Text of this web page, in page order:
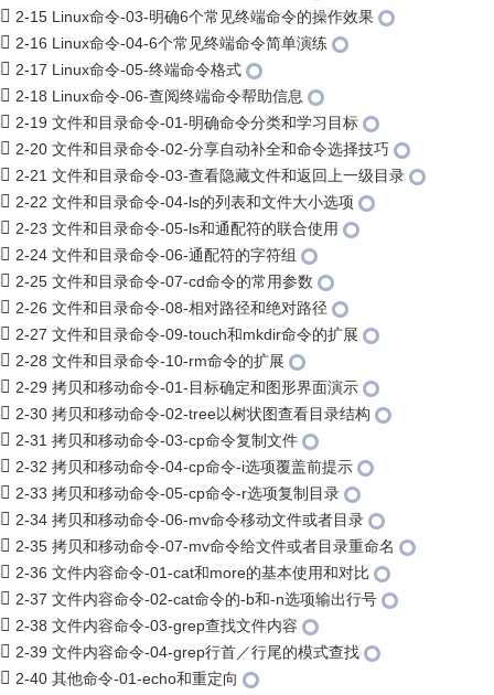
2-15 Linux命令-03-明确6个常见终端命令的操作效果
2-16 Linux命令-04-6个常见终端命令简单演练
2-17 Linux命令-05-终端命令格式
2-18 Linux命令-06-查阅终端命令帮助信息
2-19 文件和目录命令-01-明确命令分类和学习目标
2-20 文件和目录命令-02-分享自动补全和命令选择技巧
2-21 文件和目录命令-03-查看隐藏文件和返回上一级目录
2-22 文件和目录命令-04-ls的列表和文件大小选项
2-23 文件和目录命令-05-ls和通配符的联合使用
2-24 文件和目录命令-06-通配符的字符组
2-25 文件和目录命令-07-cd命令的常用参数
2-26 文件和目录命令-08-相对路径和绝对路径
2-27 文件和目录命令-09-touch和mkdir命令的扩展
2-28 文件和目录命令-10-rm命令的扩展
2-29 拷贝和移动命令-01-目标确定和图形界面演示
2-30 拷贝和移动命令-02-tree以树状图查看目录结构
2-31 拷贝和移动命令-03-cp命令复制文件
2-32 拷贝和移动命令-04-cp命令-i选项覆盖前提示
2-33 拷贝和移动命令-05-cp命令-r选项复制目录
2-34 拷贝和移动命令-06-mv命令移动文件或者目录
2-35 拷贝和移动命令-07-mv命令给文件或者目录重命名
2-36 文件内容命令-01-cat和more的基本使用和对比
2-37 文件内容命令-02-cat命令的-b和-n选项输出行号
2-38 文件内容命令-03-grep查找文件内容
2-39 文件内容命令-04-grep行首／行尾的模式查找
2-40 其他命令-01-echo和重定向